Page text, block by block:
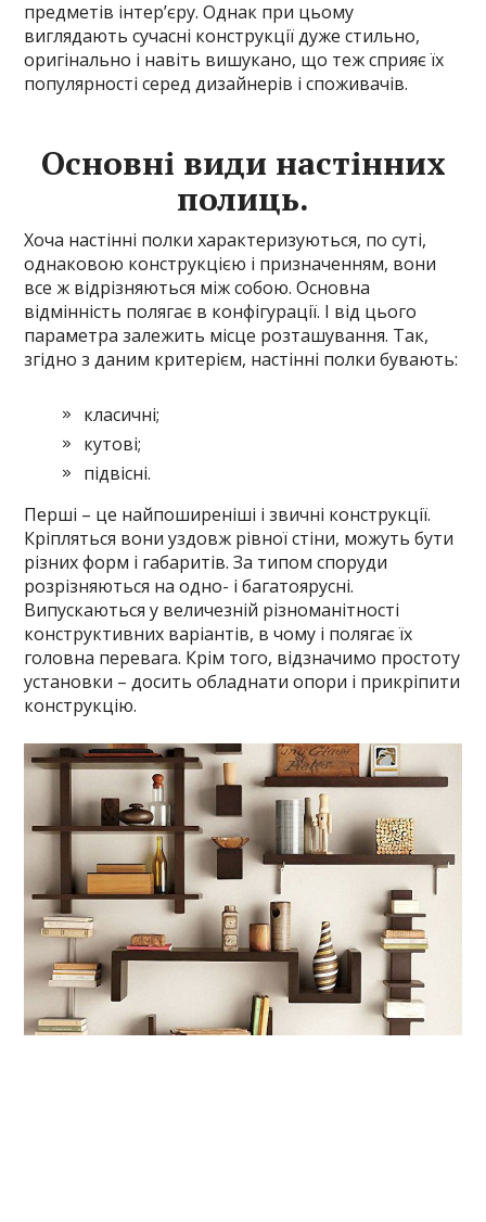
предметів інтер’єру. Однак при цьому
виглядають сучасні конструкції дуже стильно,
оригінально і навіть вишукано, що теж сприяє їх
популярності серед дизайнерів і споживачів.
Основні види настінних
полиць.
Хоча настінні полки характеризуються, по суті,
однаковою конструкцією і призначенням, вони
все ж відрізняються між собою. Основна
відмінність полягає в конфігурації. І від цього
параметра залежить місце розташування. Так,
згідно з даним критерієм, настінні полки бувають:
класичні;
кутові;
підвісні.
Перші – це найпоширеніші і звичні конструкції.
Кріпляться вони уздовж рівної стіни, можуть бути
різних форм і габаритів. За типом споруди
розрізняються на одно- і багатоярусні.
Випускаються у величезній різноманітності
конструктивних варіантів, в чому і полягає їх
головна перевага. Крім того, відзначимо простоту
установки – досить обладнати опори і прикріпити
конструкцію.